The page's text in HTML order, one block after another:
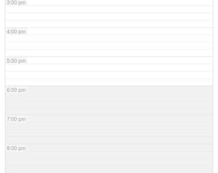
3:00 pm
4:00 pm
5:00 pm
6:00 pm
7:00 pm
8:00 pm